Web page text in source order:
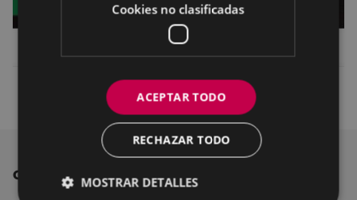
OTRAS NOTICIAS
Cookies no clasificadas
ACEPTAR TODO
RECHAZAR TODO
MOSTRAR DETALLES